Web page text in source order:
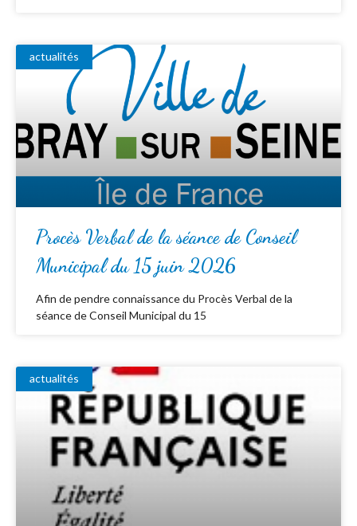
actualités
Procès Verbal de la séance de Conseil
Municipal du 15 juin 2026
Afin de pendre connaissance du Procès Verbal de la
séance de Conseil Municipal du 15
actualités